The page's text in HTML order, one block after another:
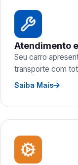
Atendimento
Seu carro
transporte com
Saiba Mais